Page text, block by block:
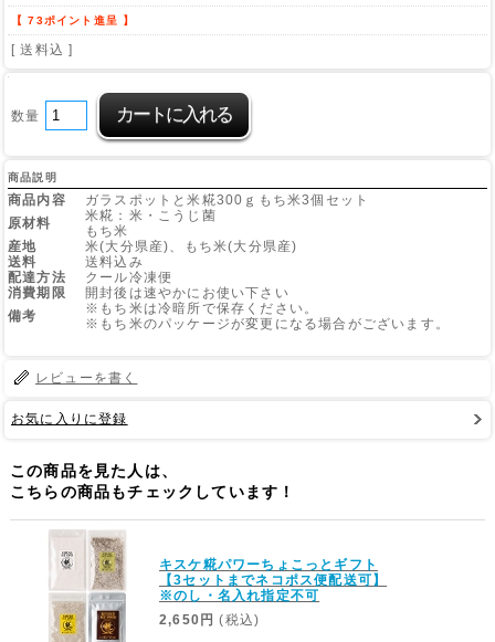
Site
【 73ポイント進呈 】
[ 送料込 ]
数量
商品説明
商品内容
ガラスポットと米糀300ｇもち米3個セット
原材料
米糀：米・こうじ菌
もち米
産地
米(大分県産)、もち米(大分県産)
送料
送料込み
配達方法
クール冷凍便
消費期限
開封後は速やかにお使い下さい
備考
※もち米は冷暗所で保存ください。
※もち米のパッケージが変更になる場合がございます。
レビューを書く
お気に入りに登録
この商品を見た人は、
こちらの商品もチェックしています！
キスケ糀パワーちょこっとギフト
【3セットまでネコポス便配送可】
※のし・名入れ指定不可
2,650円 (税込)